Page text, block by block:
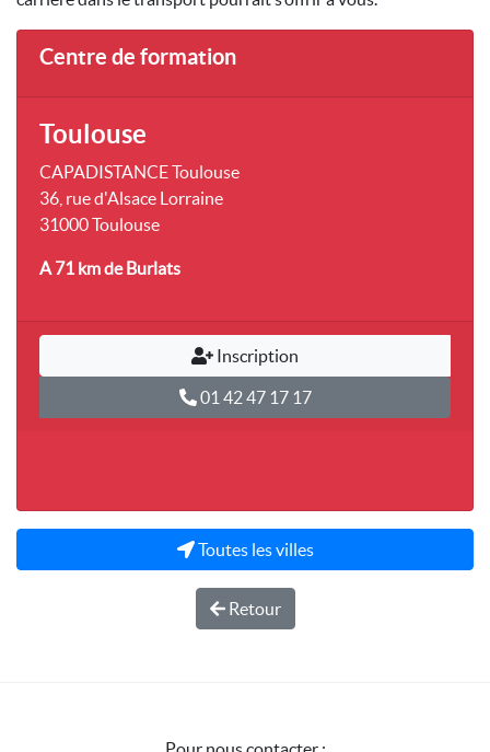
Centre de formation
Toulouse
CAPADISTANCE Toulouse
36, rue d'Alsace Lorraine
31000 Toulouse
A 71 kmde Burlats
Inscription
01 42 47 17 17
Toutes les villes
Retour